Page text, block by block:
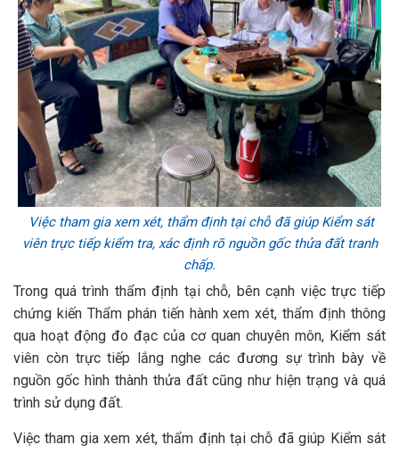
Việc tham gia xem xét, thẩm định tại chỗ đã giúp Kiểm sát
viên trực tiếp kiểm tra, xác định rõ nguồn gốc thửa đất tranh
chấp.
Trong quá trình thẩm định tại chỗ, bên cạnh việc trực tiếp
chứng kiến Thẩm phán tiến hành xem xét, thẩm định thông
qua hoạt động đo đạc của cơ quan chuyên môn, Kiểm sát
viên còn trực tiếp lắng nghe các đương sự trình bày về
nguồn gốc hình thành thửa đất cũng như hiện trạng và quá
trình sử dụng đất.
Việc tham gia xem xét, thẩm định tại chỗ đã giúp Kiểm sát